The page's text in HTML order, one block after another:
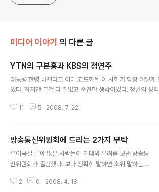
미디어 이야기 의 다른 글
YTN의 구본홍과 KBS의 정연주
대통령 한명 바뀐다고 이미 고도화된 이 사회가 당장 어떻게
었다. 하지만 그건 다 철없고 순진한 생각이었다. 정권의 성
쌓여 있는 기득권을 해체시키려고 노력했지만 이명박 정권과
70~80년대 그때 그 시절 힘의 시대를 연상케 한다. KBS 이
는다고 엉뚱한 핑계를 갖다붙여서 대학교수를 해임되게 만
서 해임되었기 때문에 KBS 이사에서 해임시키는 모습은 차
11 5 2008. 7. 22.
방송통신위원회에 드리는 2가지 부탁
우여곡절 끝에 많은 사람들이 기대와 우려를 보낸 방송통
신위원회가 출범했다. 보다 정확히 말하면 소위 말하는 전
민들 입장에서는 행정기구가 개편되었고 그 조직과 인사를
2 0 2008. 4. 18.